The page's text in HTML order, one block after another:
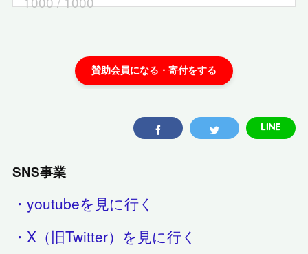
SNS事業
・youtubeを見に行く
・X（旧Twitter）を見に行く